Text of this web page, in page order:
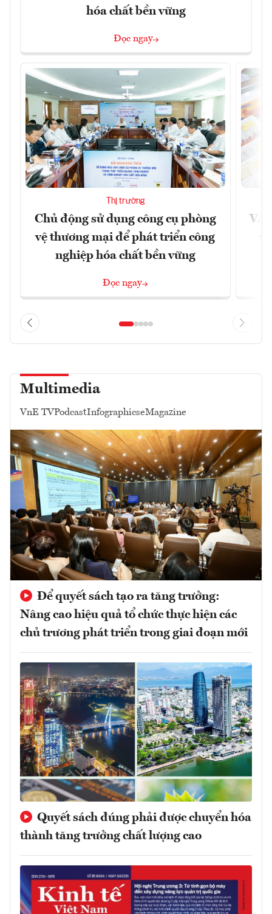
hóa chất bền vững
Đọc ngay
Thị trường
Chủ động sử dụng công cụ phòng
vệ thương mại để phát triển công
nghiệp hóa chất bền vững
Đọc ngay
Multimedia
VnE TVPodcastInfographicseMagazine
Để quyết sách tạo ra tăng trưởng:
Nâng cao hiệu quả tổ chức thực hiện các
chủ trương phát triển trong giai đoạn mới
Quyết sách đúng phải được chuyển hóa
thành tăng trưởng chất lượng cao